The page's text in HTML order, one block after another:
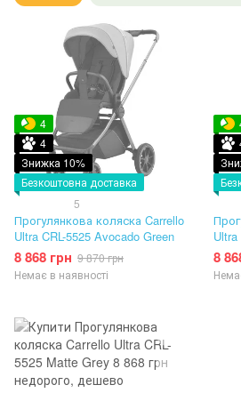
4
4
Знижка 10%
Безкоштовна доставка
5
Прогулянкова коляска Carrello
Ultra CRL-5525 Avocado Green
8 868 грн 9 870 грн
Немає в наявності
8